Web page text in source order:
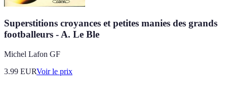
Superstitions croyances et petites manies des grands
footballeurs - A. Le Ble
Michel Lafon GF
3.99 EURVoir le prix